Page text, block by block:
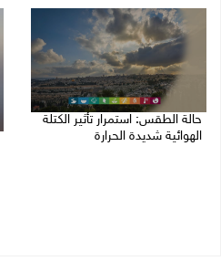
حالة الطقس: استمرار تأثير الكتلة
الهوائية شديدة الحرارة